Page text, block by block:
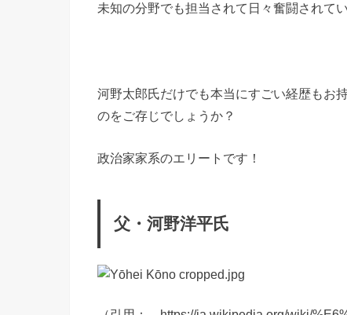
未知の分野でも担当されて日々奮闘されて
河野太郎氏だけでも本当にすごい経歴もお
のをご存じでしょうか？
政治家家系のエリートです！
父・河野洋平氏